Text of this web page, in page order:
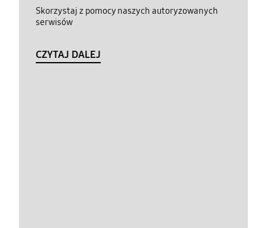
Skorzystaj z pomocy naszych autoryzowanych
serwisów
CZYTAJ DALEJ